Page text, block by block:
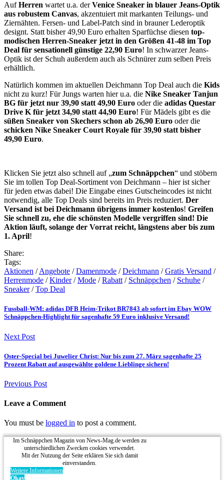
AufHerren wartet u.a. derVenice Sneaker in blauer Jeans-Optik
aus robustem Canvas, akzentuiert mit markanten Teilungs- und
Ziernähten. Fersen- und Label-Patch sind in brauner Lederoptik
designt. Statt bisher 49,90 Euro erhalten Sparfüchse diesen top-
modischen Herren-Sneaker jetzt in den Größen 41-48 im Top
Deal für sensationell günstige 22,90 Euro! In schwarzer Jeans-
Optik ist der Schuh außerdem auch als Schnürer zum selben Preis
erhältlich.
Natürlich kommen im aktuellen Deichmann Top Deal auch die Kids
nicht zu kurz! Für Jungs warten hier u.a. die Nike Sneaker Tanjun
BG für jetzt nur 39,90 statt 49,90 Euro oder die adidas Questar
Drive K für jetzt 34,90 statt 44,90 Euro! Für Mädels gibt es die
süßen Sneaker von Skechers schon ab 26,90 Euro oder die
schicken Nike Sneaker Court Royale für 39,90 statt bisher
49,90 Euro.
Klicken Sie jetzt also schnell auf „zum Schnäppchen“ und stöbern
Sie im tollen Top Deal-Sortiment von Deichmann – hier ist sicher
für jeden etwas dabei! Die Eingabe eines Gutscheincodes ist nicht
notwendig, alle Top Deals sind bereits im Preis reduziert. Der
Versand ist bei Deichmann übrigens immer kostenlos! Greifen
Sie schnell zu, ehe die schönsten Modelle vergriffen sind! Die
Aktion läuft, solange der Vorrat reicht, längstens aber bis zum
1. April!
Share:
Tags:
Aktionen /Angebote /Damenmode /Deichmann /Gratis Versand /
Herrenmode /Kinder/Mode /Rabatt / Schnäppchen / Schuhe /
Sneaker/Top Deal
Fussball-WM: adidas DFB Heim-Trikot BR7843 ab sofort im Ebay WOW
Schnäppchen-Highlight für sagenhafte 59 Euro inklusive Versand!
Next Post
Oster-Special bei Juwelier Christ: Nur bis zum 27. März sagenhafte 25
Prozent Rabatt auf ausgewählte goldene Lieblinge sichern!
Previous Post
Leave a Comment
You must be logged in to post a comment.
Im Schnäppchen Magazin von News-Mag.de werden zu
unterschiedlichen Zwecken cookies verwendet.
Mit der Nutzung der Seite erklären Sie sich damit
einverstanden.
Weitere Informationen
Okay